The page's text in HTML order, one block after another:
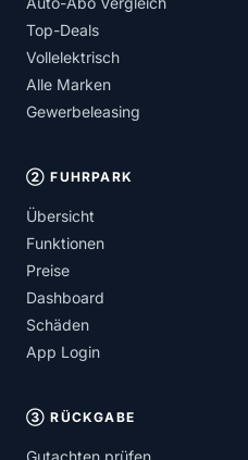
Top-Deals
Vollelektrisch
Alle Marken
Gewerbeleasing
② FUHRPARK
Übersicht
Funktionen
Preise
Dashboard
Schäden
App Login
③ RÜCKGABE
Gutachten prüfen